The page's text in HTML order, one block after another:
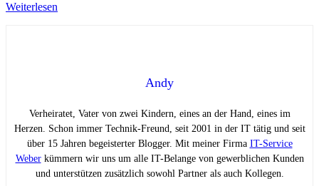
Weiterlesen
Andy
Verheiratet, Vater von zwei Kindern, eines an der Hand, eines im
Herzen. Schon immer Technik-Freund, seit 2001 in der IT tätig und seit
über 15 Jahren begeisterter Blogger. Mit meiner Firma IT-Service
Weberkümmern wir uns um alle IT-Belange von gewerblichen Kunden
und unterstützen zusätzlich sowohl Partner als auch Kollegen.